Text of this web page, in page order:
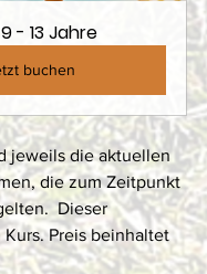
- 13 Jahre
buchen
jeweils die aktuellen
die zum Zeitpunkt
Dieser
Preis beinhaltet